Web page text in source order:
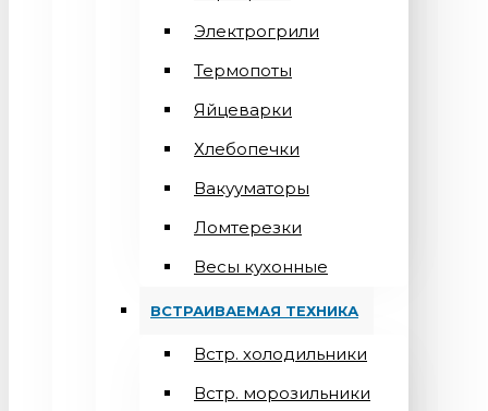
Электрогрили
Термопоты
Яйцеварки
Хлебопечки
Вакууматоры
Ломтерезки
Весы кухонные
ВСТРАИВАЕМАЯ ТЕХНИКА
Встр. холодильники
Встр. морозильники